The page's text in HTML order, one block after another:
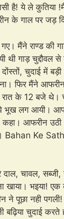
है! ये ले कुतिया
के गाल पर जड़
मैंने राण्ड की
थी गाड़ चुद्दौवल
चुदाई में बड़ी
फिर मैंने
रात के 12 बजे थे।
भूख लग आयी।
आफरीन
Bahan Ke
चावल, सब्जी,
खाया। भइया! एक
ने पूछा नही
बढ़िया चुदाई करते